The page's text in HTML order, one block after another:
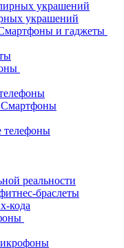
украшений
и гаджеты
Смартфоны
телефоны
реальности
браслеты
кода